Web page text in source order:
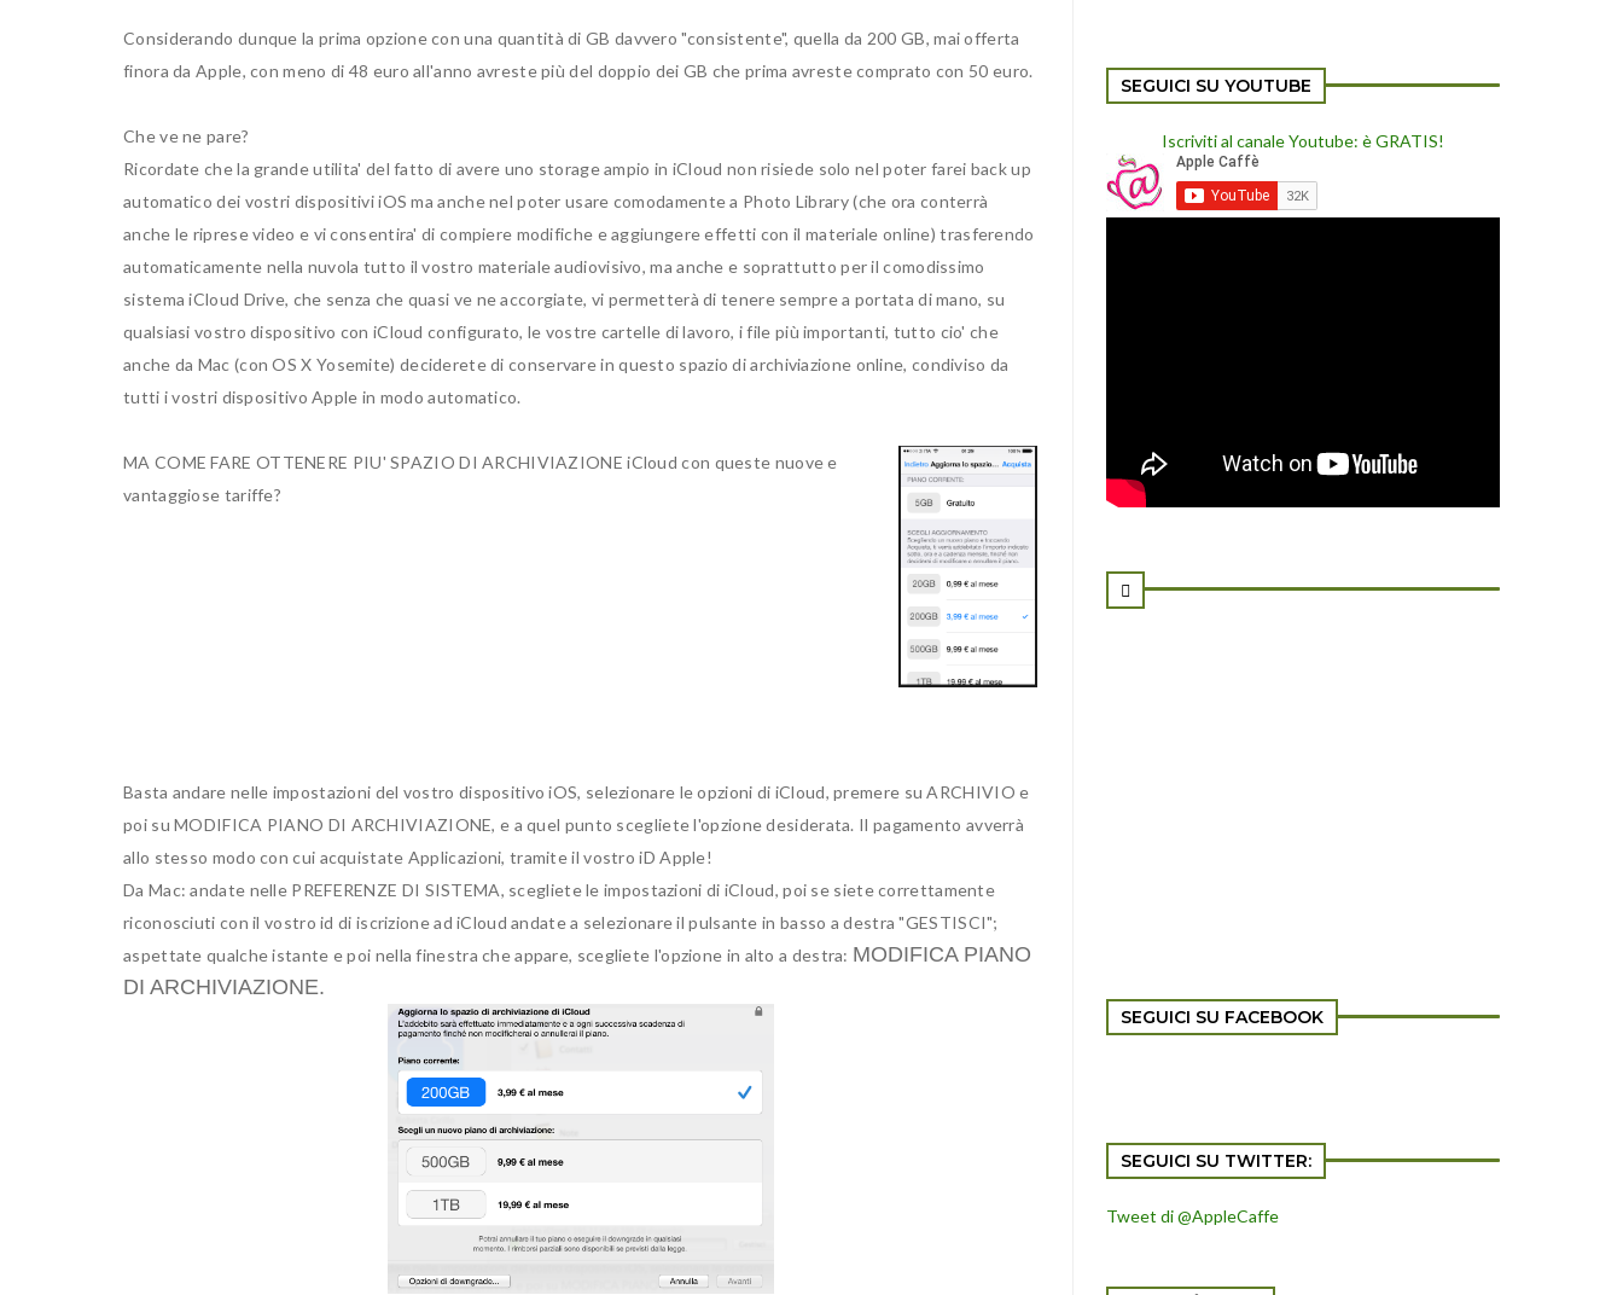
Considerando dunque la prima opzione con una quantità di GB davvero "consistente", quella da 200 GB, mai offerta
finora da Apple, con meno di 48 euro all'anno avreste più del doppio dei GB che prima avreste comprato con 50 euro.
Che ve ne pare?
Ricordate che la grande utilita' del fatto di avere uno storage ampio in iCloud non risiede solo nel poter farei back up
automatico dei vostri dispositivi iOS ma anche nel poter usare comodamente a Photo Library (che ora conterrà
anche le riprese video e vi consentira' di compiere modifiche e aggiungere effetti con il materiale online) trasferendo
automaticamente nella nuvola tutto il vostro materiale audiovisivo, ma anche e soprattutto per il comodissimo
sistema iCloud Drive, che senza che quasi ve ne accorgiate, vi permetterà di tenere sempre a portata di mano, su
qualsiasi vostro dispositivo con iCloud configurato, le vostre cartelle di lavoro, i file più importanti, tutto cio' che
anche da Mac (con OS X Yosemite) deciderete di conservare in questo spazio di archiviazione online, condiviso da
tutti i vostri dispositivo Apple in modo automatico.
MA COME FARE OTTENERE PIU' SPAZIO DI ARCHIVIAZIONE iCloud con queste nuove e
vantaggiose tariffe?
Basta andare nelle impostazioni del vostro dispositivo iOS, selezionare le opzioni di iCloud, premere su ARCHIVIO e
poi su MODIFICA PIANO DI ARCHIVIAZIONE, e a quel punto scegliete l'opzione desiderata. Il pagamento avverrà
allo stesso modo con cui acquistate Applicazioni, tramite il vostro iD Apple!
Da Mac: andate nelle PREFERENZE DI SISTEMA, scegliete le impostazioni di iCloud, poi se siete correttamente
riconosciuti con il vostro id di iscrizione ad iCloud andate a selezionare il pulsante in basso a destra "GESTISCI";
aspettate qualche istante e poi nella finestra che appare, scegliete l'opzione in alto a destra: MODIFICA PIANO
DI ARCHIVIAZIONE.
SEGUICI SU YOUTUBE
Iscriviti al canale Youtube: è GRATIS!

SEGUICI SU FACEBOOK
SEGUICI SU TWITTER:
Tweet di @AppleCaffe